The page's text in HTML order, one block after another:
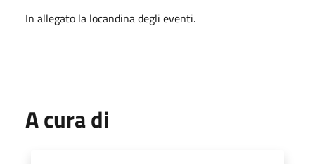
In allegato la locandina degli eventi.
A cura di